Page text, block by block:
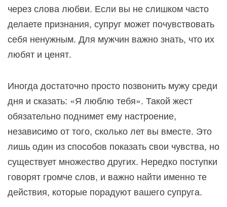
через слова любви. Если вы не слишком часто
делаете признания, супруг может почувствовать
себя ненужным. Для мужчин важно знать, что их
любят и ценят.
Иногда достаточно просто позвонить мужу среди
дня и сказать: «Я люблю тебя». Такой жест
обязательно поднимет ему настроение,
независимо от того, сколько лет вы вместе. Это
лишь один из способов показать свои чувства, но
существует множество других. Нередко поступки
говорят громче слов, и важно найти именно те
действия, которые порадуют вашего супруга.